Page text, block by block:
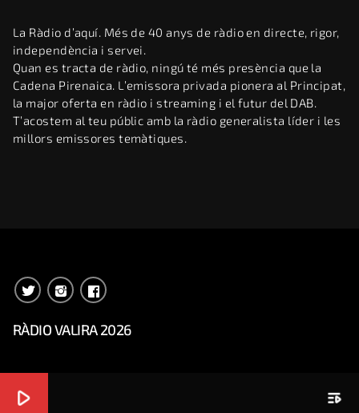
La Ràdio d’aquí. Més de 40 anys de ràdio en directe, rigor,
independència i servei.
Quan es tracta de ràdio, ningú té més presència que la
Cadena Pirenaica. L’emissora privada pionera al Principat,
la major oferta en ràdio i streaming i el futur del DAB.
T’acostem al teu públic amb la ràdio generalista líder i les
millors emissores temàtiques.
RÀDIO VALIRA 2026
play_arrow playlist_play